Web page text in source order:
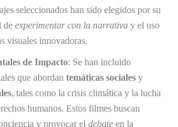
seleccionados han sido elegidos por su
de experimentar con la narrativa y el uso
visuales innovadoras.
de Impacto: Se han incluido
que abordan temáticas sociales y
, tales como la crisis climática y la lucha
humanos. Estos filmes buscan
y provocar el debate en la